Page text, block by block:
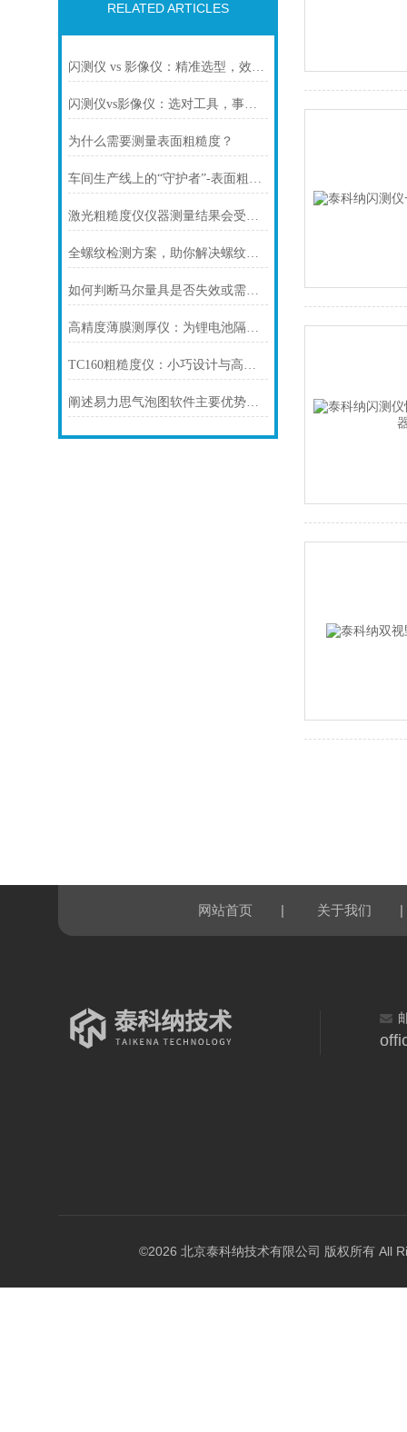
RELATED ARTICLES
闪测仪 vs 影像仪：精准选型，效率与精度双赢
闪测仪vs影像仪：选对工具，事半功倍
为什么需要测量表面粗糙度？
车间生产线上的“守护者”-表面粗糙度在线测量
激光粗糙度仪仪器测量结果会受到多种因素的影响
全螺纹检测方案，助你解决螺纹检测难题！
如何判断马尔量具是否失效或需要校准？
高精度薄膜测厚仪：为锂电池隔膜保驾护航！
TC160粗糙度仪：小巧设计与高效性能的结合
阐述易力思气泡图软件主要优势及应用场景
网站首页 | 关于我们 |
©2026 北京泰科纳技术有限公司 版权所有 All